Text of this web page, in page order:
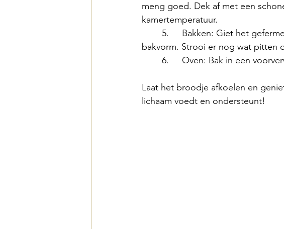
meng goed. Dek af met een
kamertemperatuur.
bakvorm. Strooi er nog wat pitten
6.	Oven: Bak in een
Laat het broodje afkoelen en
lichaam voedt en ondersteunt!